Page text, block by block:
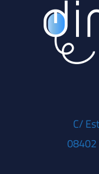
C/
08402